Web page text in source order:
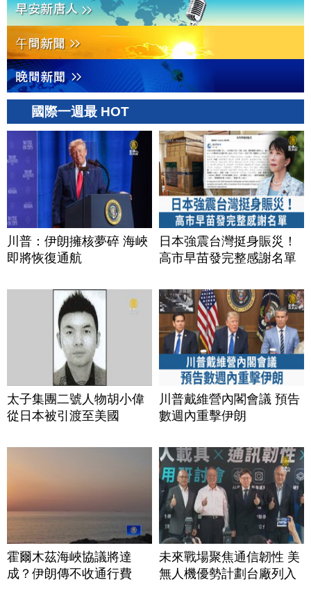
國際一週最 HOT
川普：伊朗擁核夢碎 海峽
即將恢復通航
日本強震台灣挺身賑災！
高市早苗發完整感謝名單
太子集團二號人物胡小偉
從日本被引渡至美國
川普戴維營內閣會議 預告
數週內重擊伊朗
霍爾木茲海峽協議將達
成？伊朗傳不收通行費
未來戰場聚焦通信韌性 美
無人機優勢計劃台廠列入